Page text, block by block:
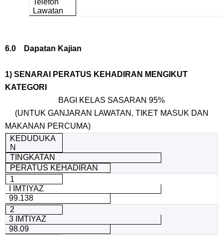
Telefon
Lawatan
6.0 Dapatan Kajian
1) SENARAI PERATUS KEHADIRAN MENGIKUT
KATEGORI
BAGI KELAS SASARAN 95%
(UNTUK GANJARAN LAWATAN, TIKET MASUK DAN
MAKANAN PERCUMA)
KEDUDUKA
N
TINGKATAN
PERATUS KEHADIRAN
1
I IMTIYAZ
99.138
2
3 IMTIYAZ
98.09